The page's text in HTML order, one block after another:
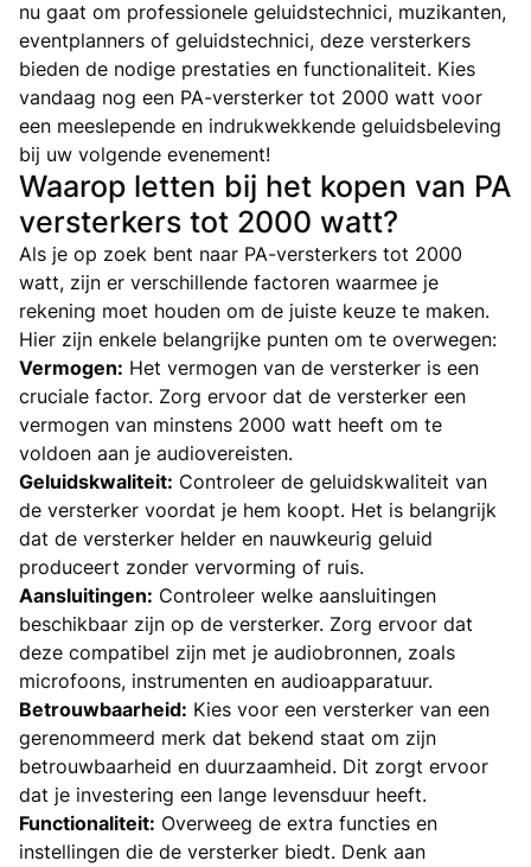
nu gaat om professionele geluidstechnici, muzikanten,
eventplanners of geluidstechnici, deze versterkers
bieden de nodige prestaties en functionaliteit. Kies
vandaag nog een PA-versterker tot 2000 watt voor
een meeslepende en indrukwekkende geluidsbeleving
bij uw volgende evenement!
Waarop letten bij het kopen van PA
versterkers tot 2000 watt?
Als je op zoek bent naar PA-versterkers tot 2000
watt, zijn er verschillende factoren waarmee je
rekening moet houden om de juiste keuze te maken.
Hier zijn enkele belangrijke punten om te overwegen:
Vermogen: Het vermogen van de versterker is een
cruciale factor. Zorg ervoor dat de versterker een
vermogen van minstens 2000 watt heeft om te
voldoen aan je audiovereisten.
Geluidskwaliteit: Controleer de geluidskwaliteit van
de versterker voordat je hem koopt. Het is belangrijk
dat de versterker helder en nauwkeurig geluid
produceert zonder vervorming of ruis.
Aansluitingen: Controleer welke aansluitingen
beschikbaar zijn op de versterker. Zorg ervoor dat
deze compatibel zijn met je audiobronnen, zoals
microfoons, instrumenten en audioapparatuur.
Betrouwbaarheid: Kies voor een versterker van een
gerenommeerd merk dat bekend staat om zijn
betrouwbaarheid en duurzaamheid. Dit zorgt ervoor
dat je investering een lange levensduur heeft.
Functionaliteit: Overweeg de extra functies en
instellingen die de versterker biedt. Denk aan